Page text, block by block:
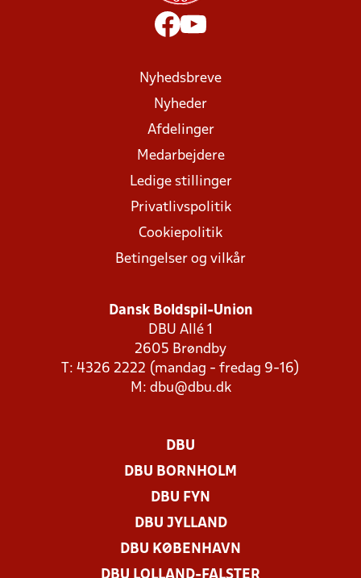
Nyhedsbreve
Nyheder
Afdelinger
Medarbejdere
Ledige stillinger
Privatlivspolitik
Cookiepolitik
Betingelser og vilkår
Dansk Boldspil-Union
DBU Allé 1
2605 Brøndby
T: 4326 2222 (mandag - fredag 9-16)
M: dbu@dbu.dk
DBU
DBU BORNHOLM
DBU FYN
DBU JYLLAND
DBU KØBENHAVN